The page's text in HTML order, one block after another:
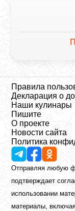
Правила
Декларация о
Наши кулинары
Пишите
О проекте
Новости сайта
Политика
Отправляя любую
подтверждает
использовании
материалы,